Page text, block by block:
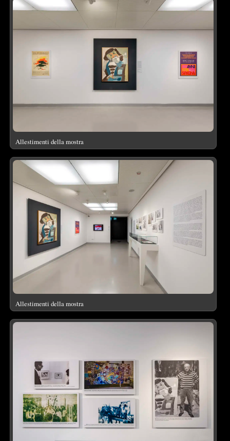
Allestimenti della mostra
Allestimenti della mostra